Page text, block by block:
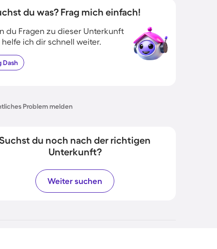
du was? Frag mich einfach!
du Fragen zu dieser Unterkunft
helfe ich dir schnell weiter.
Dash
Problem melden
du noch nach der richtigen
Unterkunft?
Weiter suchen